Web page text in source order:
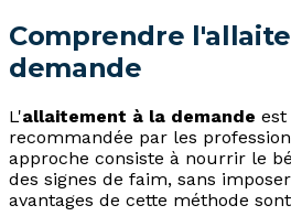
Comprendre
demande
L'allaitement à la demande est
recommandée par les
approche consiste à nourrir le
des signes de faim, sans
avantages de cette méthode